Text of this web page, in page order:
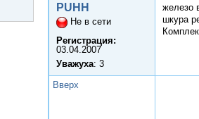
PUHH
Не в сети
Регистрация:
03.04.2007
Уважуха: 3
железо
шкура
Вверх